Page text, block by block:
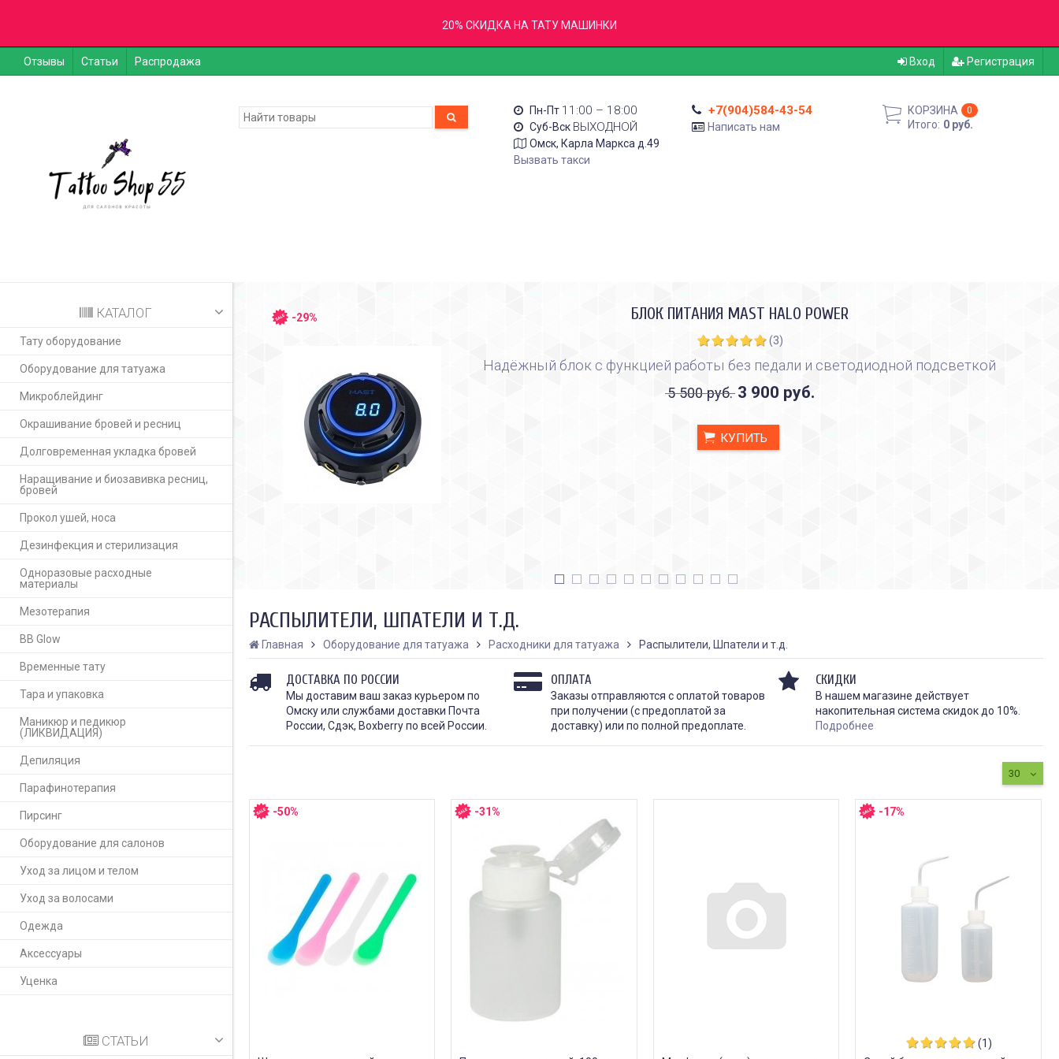
20% СКИДКА НА ТАТУ МАШИНКИ
Отзывы Статьи Распродажа Вход Регистрация
Пн-Пт 11:00 – 18:00
Суб-Вск ВЫХОДНОЙ
Омск, Карла Маркса д.49
Вызвать такси
+7(904)584-43-54
Написать нам
КОРЗИНА 0
Итого: 0 руб.
КАТАЛОГ
Тату оборудование
Оборудование для татуажа
Микроблейдинг
Окрашивание бровей и ресниц
Долговременная укладка бровей
Наращивание и биозавивка ресниц,
бровей
Прокол ушей, носа
Дезинфекция и стерилизация
Одноразовые расходные
материалы
Мезотерапия
BB Glow
Временные тату
Тара и упаковка
Маникюр и педикюр
(ЛИКВИДАЦИЯ)
Депиляция
Парафинотерапия
Пирсинг
Оборудование для салонов
Уход за лицом и телом
Уход за волосами
Одежда
Аксессуары
Уценка
СТАТЬИ
-29% БЛОК ПИТАНИЯ MAST HALO POWER
(3)
Надёжный блок с функцией работы без педали и светодиодной подсветкой
5 500 руб. 3 900 руб.
КУПИТЬ
РАСПЫЛИТЕЛИ, ШПАТЕЛИ И Т.Д.
Главная Оборудование для татуажа Расходники для татуажа Распылители, Шпатели и т.д.
ДОСТАВКА ПО РОССИИ
Мы доставим ваш заказ курьером по
Омску или службами доставки Почта
России, Сдэк, Boxberry по всей России.
ОПЛАТА
Заказы отправляются с оплатой товаров
при получении (с предоплатой за
доставку) или по полной предоплате.
СКИДКИ
В нашем магазине действует
накопительная система скидок до 10%.
Подробнее
30
-50% -31%
(1)
-17%